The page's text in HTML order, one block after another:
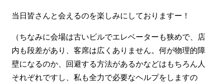
当日皆さんと会えるのを楽しみにしておりますー！
（ちなみに会場は古いビルでエレベーターも狭めで、店
内も段差があり、客席は広くありません。何が物理的障
壁になるのか、回避する方法があるかなどはもちろん人
それぞれですし、私も全力で必要なヘルプをしますの